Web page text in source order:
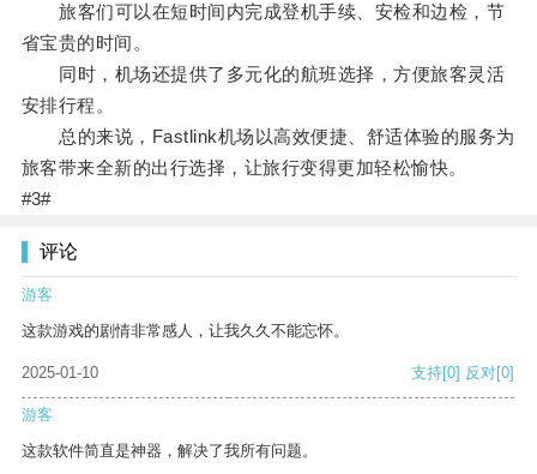
旅客们可以在短时间内完成登机手续、安检和边检，节
省宝贵的时间。
同时，机场还提供了多元化的航班选择，方便旅客灵活
安排行程。
总的来说，Fastlink机场以高效便捷、舒适体验的服务为
旅客带来全新的出行选择，让旅行变得更加轻松愉快。
#3#
评论
游客
这款游戏的剧情非常感人，让我久久不能忘怀。
2025-01-10 支持[0] 反对[0]
游客
这款软件简直是神器，解决了我所有问题。